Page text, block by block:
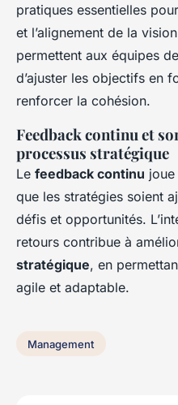
pratiques essentielles
et l’alignement de la
permettent aux équipes
d’ajuster les objectifs en
renforcer la cohésion.
Feedback continu et
processus stratégique
Le feedback continu
que les stratégies soient
défis et opportunités.
retours contribue à
stratégique, en
agile et adaptable.
Management